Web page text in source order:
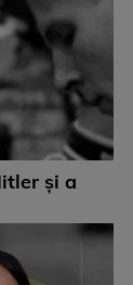
și a